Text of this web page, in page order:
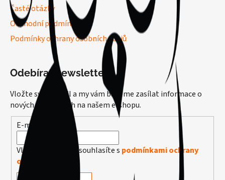
Časté otázky
Obchodní podmínky
Podmínky ochrany osobních údajů
Odebírat newsletter
Vložte svůj e-mail a my vám budeme zasílat informace o
nových produktech na našem e-shopu.
E-mail
Vložením e-mailu souhlasíte s podmínkami ochrany
osobních údajů